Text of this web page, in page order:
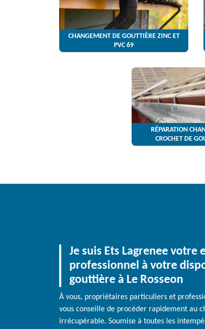
CHANGEMENT DE GOUTTIÈRE ZINC ET
PVC 69
RÉPARATION
CROCHET DE
Je suis Ets Lagrenee
professionnel à votre
gouttière à Le Rosseon
À vous, propriétaires particuliers et
vous conseille de procéder rapidement au
irrécupérable. Soumise à toutes les